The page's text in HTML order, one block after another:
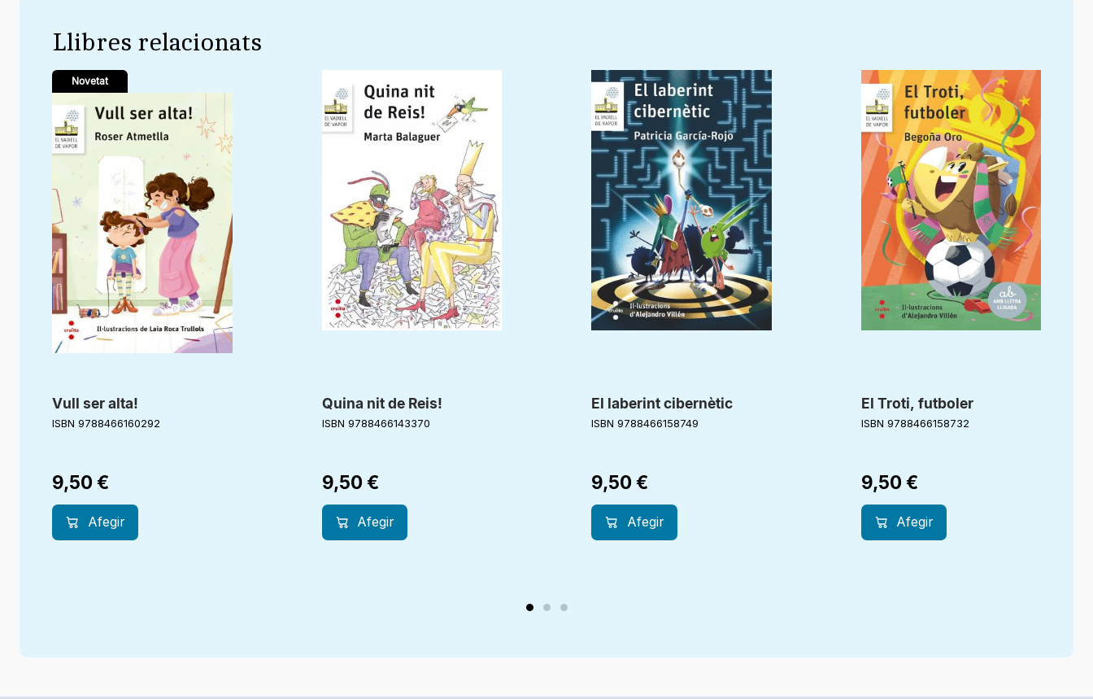
Llibres relacionats
Novetat
Vull ser alta!
ISBN 9788466160292
9,50 €
Afegir
Quina nit de Reis!
ISBN 9788466143370
9,50 €
Afegir
El laberint cibernètic
ISBN 9788466158749
9,50 €
Afegir
El Troti, futboler
ISBN 9788466158732
9,50 €
Afegir